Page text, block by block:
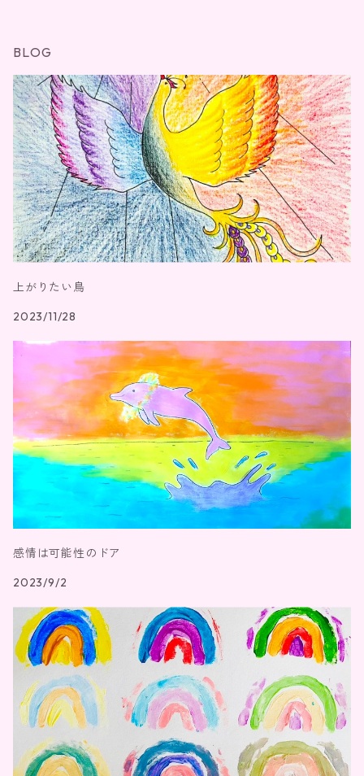
BLOG
上がりたい鳥
2023/11/28
感情は可能性のドア
2023/9/2